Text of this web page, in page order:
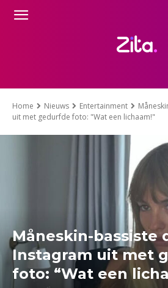
Home Nieuws Entertainment
uit met gedurfde foto: "Wat een lichaam!"
Måneskin-bassiste
Instagram uit met
foto: “Wat een